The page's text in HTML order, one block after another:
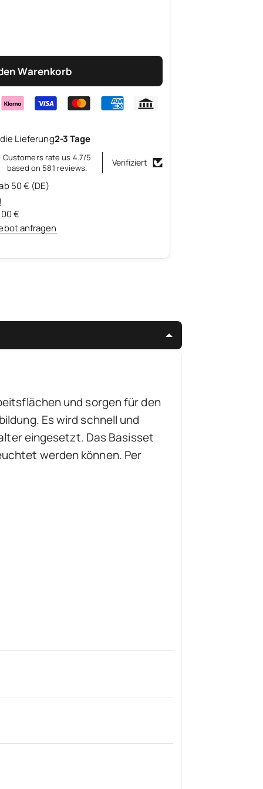
Warenkorb
Lieferung2-3 Tage
Customers rate us 4.7/5
based on 581 reviews.
Verifiziert
50 € (DE)
€
anfragen
und sorgen für den
Es wird schnell und
eingesetzt. Das Basisset
werden können. Per